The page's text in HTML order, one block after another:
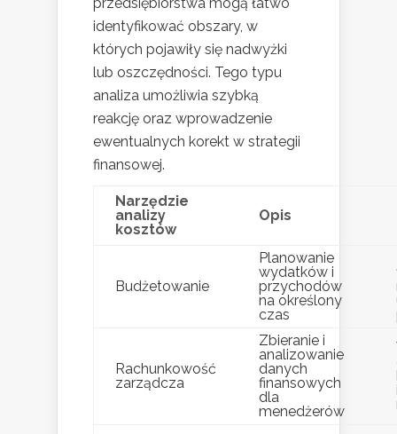
przedsiębiorstwa mogą łatwo
identyfikować obszary, w
których pojawiły się nadwyżki
lub oszczędności. Tego typu
analiza umożliwia szybką
reakcję oraz wprowadzenie
ewentualnych korekt w strategii
finansowej.
Narzędzie
analizy
kosztów
Opis
Budżetowanie
Planowanie
wydatków i
przychodów
na określony
czas
Rachunkowość
zarządcza
Zbieranie i
analizowanie
danych
finansowych
dla
menedżerów